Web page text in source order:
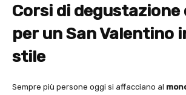
Corsi di degustazione
per un San Valentino
stile
Sempre più persone oggi si affacciano al